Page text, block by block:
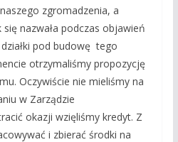
zgromadzenia, a
nazwała podczas objawień
pod budowę tego
otrzymaliśmy propozycję
Oczywiście nie mieliśmy na
w Zarządzie
okazji wzięliśmy kredyt. Z
i zbierać środki na